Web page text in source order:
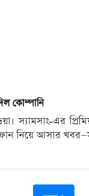
কোম্পানি
স্যামসাং-এর
নিয়ে আসার